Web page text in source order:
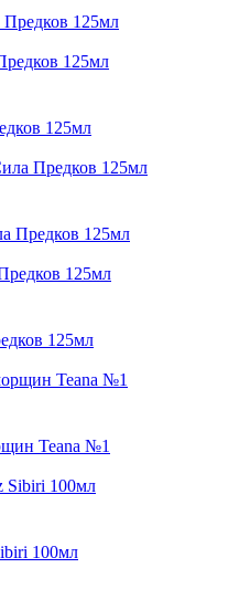
Предков 125мл
125мл
Предков 125мл
125мл
Teana №1
100мл